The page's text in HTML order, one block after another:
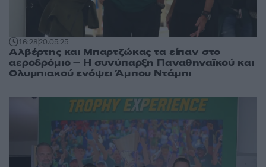
16:2820.05.25
Αλβέρτης και Μπαρτζώκας τα είπαν στο
αεροδρόμιο – Η συνύπαρξη Παναθηναϊκού και
Ολυμπιακού ενόψει Άμπου Ντάμπι